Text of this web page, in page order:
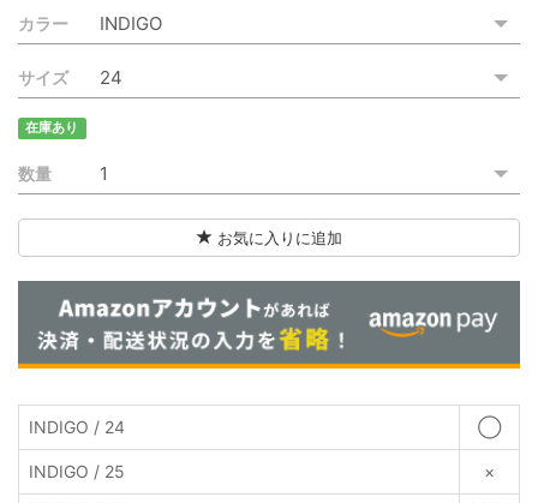
カラー
サイズ
在庫あり
数量
お気に入りに追加
INDIGO / 24 ◯
INDIGO / 25 ×